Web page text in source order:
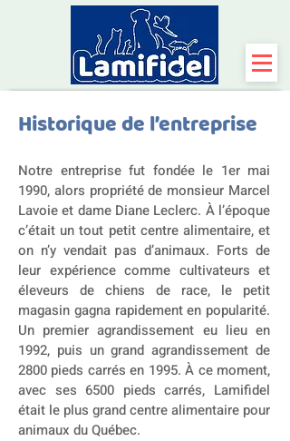
Historique de l’entreprise
Notre entreprise fut fondée le 1er mai
1990, alors propriété de monsieur Marcel
Lavoie et dame Diane Leclerc. À l’époque
c’était un tout petit centre alimentaire, et
on n’y vendait pas d’animaux. Forts de
leur expérience comme cultivateurs et
éleveurs de chiens de race, le petit
magasin gagna rapidement en popularité.
Un premier agrandissement eu lieu en
1992, puis un grand agrandissement de
2800 pieds carrés en 1995. À ce moment,
avec ses 6500 pieds carrés, Lamifidel
était le plus grand centre alimentaire pour
animaux du Québec.